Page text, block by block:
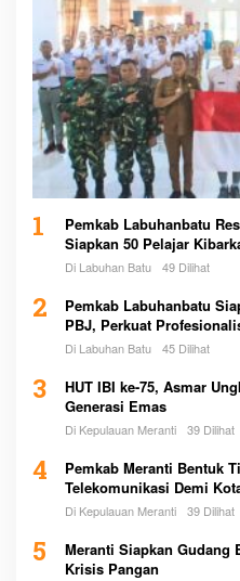
1
Pemkab Labuhanbatu
Siapkan 50 Pelajar
Di Labuhan Batu 49 Dilihat
2
Pemkab Labuhanbatu
PBJ, Perkuat
Pemerintah
Di Labuhan Batu 45 Dilihat
3
HUT IBI ke-75, Asmar
Generasi Emas
Di Kepulauan Meranti 39 Dilihat
4
Pemkab Meranti Bentuk
Telekomunikasi Demi
Di Kepulauan Meranti 39 Dilihat
5
Meranti Siapkan Gudang
Krisis Pangan